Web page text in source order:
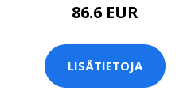
86.6 EUR
LISÄTIETOJA